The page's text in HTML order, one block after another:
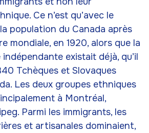
Ce n’est qu’avec le
population du Canada après
mondiale, en 1920, alors que la
existait déjà, qu’il
Tchèques et Slovaques
Les deux groupes ethniques
à Montréal,
Parmi les immigrants, les
et artisanales dominaient,